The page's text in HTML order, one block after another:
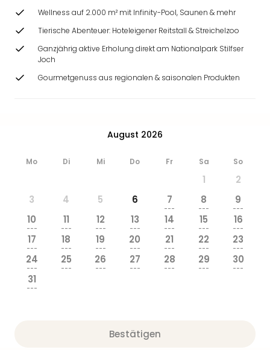
Wellness auf 2.000 m² mit Infinity-Pool, Saunen & mehr
Tierische Abenteuer: Hoteleigener Reitstall & Streichelzoo
Ganzjährig aktive Erholung direkt am Nationalpark Stilfser
Joch
Gourmetgenuss aus regionalen & saisonalen Produkten
August 2026
Mo Di Mi Do Fr Sa So
1
2
3
4 5 6 7
---
8
---
9
---
10
---
11
---
12
---
13
---
14
---
15
---
16
---
17
---
18
---
19
---
20
---
21
---
22
---
23
---
24
---
25
---
26
---
27
---
28
---
29
---
30
---
31
---
Bestätigen